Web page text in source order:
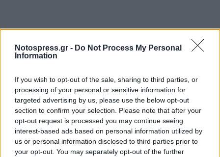
Notospress.gr - Do Not Process My Personal
Information
If you wish to opt-out of the sale, sharing to third parties, or
processing of your personal or sensitive information for
targeted advertising by us, please use the below opt-out
section to confirm your selection. Please note that after your
opt-out request is processed you may continue seeing
interest-based ads based on personal information utilized by
us or personal information disclosed to third parties prior to
your opt-out. You may separately opt-out of the further